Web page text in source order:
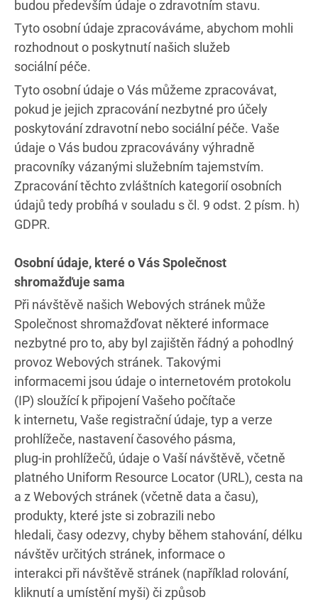
budou především údaje o zdravotním stavu.
Tyto osobní údaje zpracováváme, abychom mohli
rozhodnout o poskytnutí našich služeb
sociální péče.
Tyto osobní údaje o Vás můžeme zpracovávat,
pokud je jejich zpracování nezbytné pro účely
poskytování zdravotní nebo sociální péče. Vaše
údaje o Vás budou zpracovávány výhradně
pracovníky vázanými služebním tajemstvím.
Zpracování těchto zvláštních kategorií osobních
údajů tedy probíhá v souladu s čl. 9 odst. 2 písm. h)
GDPR.
Osobní údaje, které o Vás Společnost
shromažďuje sama
Při návštěvě našich Webových stránek může
Společnost shromažďovat některé informace
nezbytné pro to, aby byl zajištěn řádný a pohodlný
provoz Webových stránek. Takovými
informacemi jsou údaje o internetovém protokolu
(IP) sloužící k připojení Vašeho počítače
k internetu, Vaše registrační údaje, typ a verze
prohlížeče, nastavení časového pásma,
plug-in prohlížečů, údaje o Vaší návštěvě, včetně
platného Uniform Resource Locator (URL), cesta na
a z Webových stránek (včetně data a času),
produkty, které jste si zobrazili nebo
hledali, časy odezvy, chyby během stahování, délku
návštěv určitých stránek, informace o
interakci při návštěvě stránek (například rolování,
kliknutí a umístění myši) či způsob